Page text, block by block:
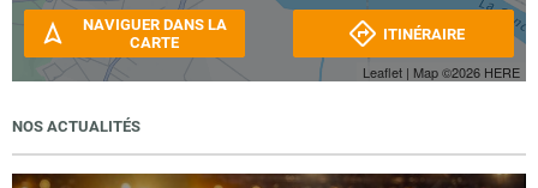
Leaflet | Map ©2026 HERE
NAVIGUER DANS LA
CARTE
ITINÉRAIRE
NOS ACTUALITÉS